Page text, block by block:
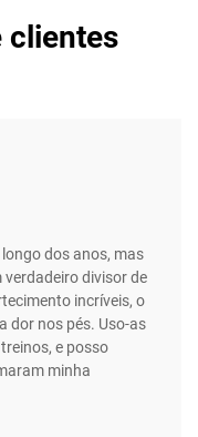
clientes
dos anos, mas
verdadeiro divisor de
incríveis, o
dor nos pés. Uso-as
e posso
minha